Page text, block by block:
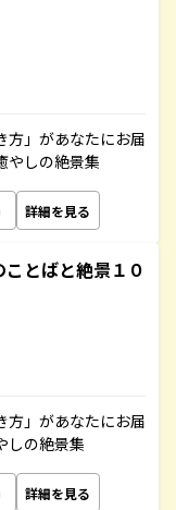
方」があなたにお届
やしの絶景集
詳細を見る
とばと絶景１０
方」があなたにお届
しの絶景集
詳細を見る